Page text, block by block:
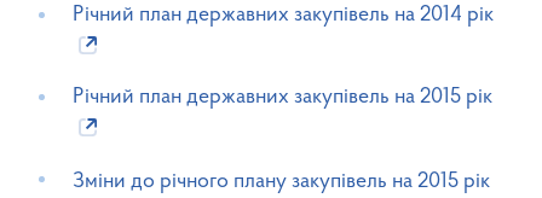
Річний план державних закупівель на 2014 рік
Річний план державних закупівель на 2015 рік
Зміни до річного плану закупівель на 2015 рік